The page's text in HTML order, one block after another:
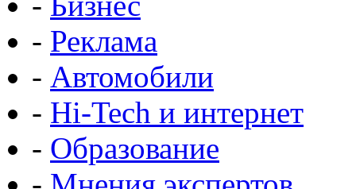
- Реклама
- Автомобили
- Hi-Tech и интернет
- Образование